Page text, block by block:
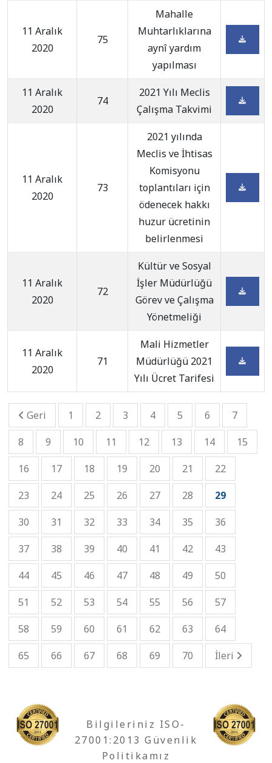
11 Aralık
2020
75
Mahalle
Muhtarlıklarına
aynî yardım
yapılması
11 Aralık
2020
74
2021 Yılı Meclis
Çalışma Takvimi
11 Aralık
2020
73
2021 yılında
Meclis ve İhtisas
Komisyonu
toplantıları için
ödenecek hakkı
huzur ücretinin
belirlenmesi
11 Aralık
2020
72
Kültür ve Sosyal
İşler Müdürlüğü
Görev ve Çalışma
Yönetmeliği
11 Aralık
2020
71
Mali Hizmetler
Müdürlüğü 2021
Yılı Ücret Tarifesi
Geri 1 2 3 4 5 6
7
8
9 10 11 12 13 14
15
16
17 18 19 20 21
22
23
24 25 26 27 28
29
30
31 32 33 34 35
36
37
38 39 40 41 42
43
44
45 46 47 48 49
50
51
52 53 54 55 56
57
58
59 60 61 62 63
64
65
66 67 68 69 70 İleri
Bilgileriniz ISO-
27001:2013 Güvenlik
Politikamız